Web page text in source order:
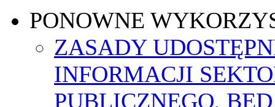
PONOWNE
ZASADY
INFORMACJI
PUBLICZNEGO,